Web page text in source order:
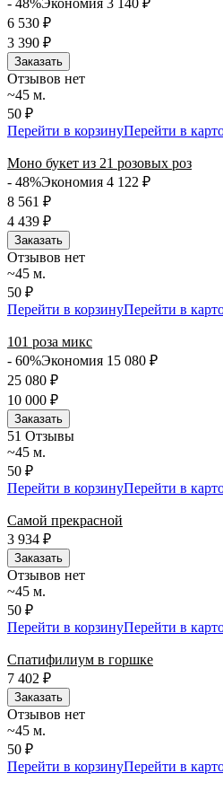
- 48%Экономия 3 140 ₽
6 530 ₽
3 390 ₽
Заказать
Отзывов нет
~45 м.
50 ₽
Перейти в корзинуПерейти в
Моно букет из 21 розовых роз
- 48%Экономия 4 122 ₽
8 561 ₽
4 439 ₽
Заказать
Отзывов нет
~45 м.
50 ₽
Перейти в корзинуПерейти в
101 роза микс
- 60%Экономия 15 080 ₽
25 080 ₽
10 000 ₽
Заказать
51 Отзывы
~45 м.
50 ₽
Перейти в корзинуПерейти в
Самой прекрасной
3 934 ₽
Заказать
Отзывов нет
~45 м.
50 ₽
Перейти в корзинуПерейти в
Спатифилиум в горшке
7 402 ₽
Заказать
Отзывов нет
~45 м.
50 ₽
Перейти в корзинуПерейти в